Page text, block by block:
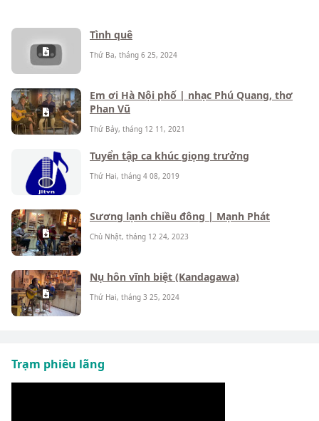
Tình quê
Thứ Ba, tháng 6 25, 2024
Em ơi Hà Nội phố | nhạc Phú Quang, thơ
Phan Vũ
Thứ Bảy, tháng 12 11, 2021
Tuyển tập ca khúc giọng trưởng
Thứ Hai, tháng 4 08, 2019
Sương lạnh chiều đông | Mạnh Phát
Chủ Nhật, tháng 12 24, 2023
Nụ hôn vĩnh biệt (Kandagawa)
Thứ Hai, tháng 3 25, 2024
Trạm phiêu lãng